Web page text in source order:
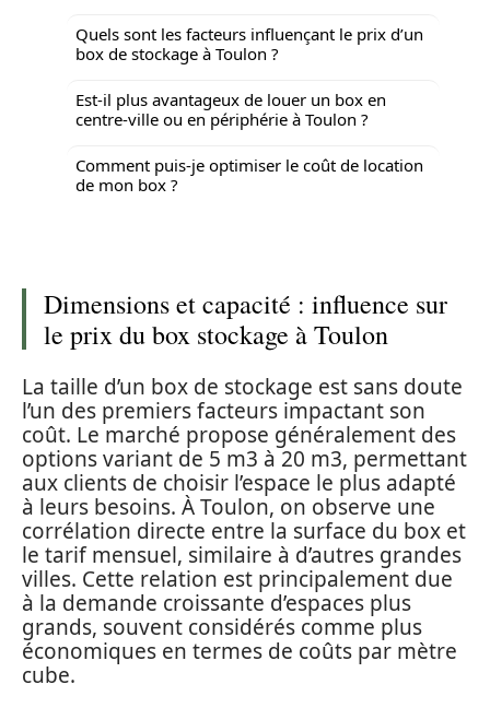
Quels sont les facteurs influençant le prix d’un
box de stockage à Toulon ?
Est-il plus avantageux de louer un box en
centre-ville ou en périphérie à Toulon ?
Comment puis-je optimiser le coût de location
de mon box ?
Dimensions et capacité : influence sur
le prix du box stockage à Toulon
La taille d’un box de stockage est sans doute
l’un des premiers facteurs impactant son
coût. Le marché propose généralement des
options variant de 5 m3 à 20 m3, permettant
aux clients de choisir l’espace le plus adapté
à leurs besoins. À Toulon, on observe une
corrélation directe entre la surface du box et
le tarif mensuel, similaire à d’autres grandes
villes. Cette relation est principalement due
à la demande croissante d’espaces plus
grands, souvent considérés comme plus
économiques en termes de coûts par mètre
cube.